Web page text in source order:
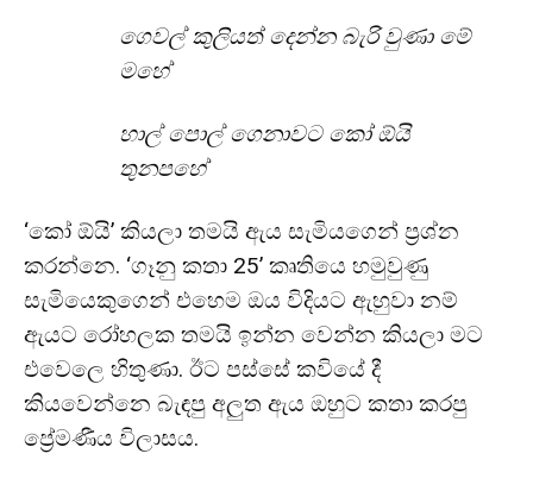
ගෙවල් කුලියත් දෙන්න බැරි වුණා මේ
මහේ
හාල් පොල් ගෙනාවට කෝ ඕයි
තුනපහේ
‘කෝ ඕයි’ කියලා තමයි ඇය සැමියගෙන් ප්‍රශ්න
කරන්නෙ. ‘ගෑනු කතා 25’ කෘතියෙ හමුවුණු
සැමියෙකුගෙන් එහෙම ඔය විදියට ඇහුවා නම්
ඇයට රෝහලක තමයි ඉන්න වෙන්න කියලා මට
එවෙලෙ හිතුණා. ඊට පස්සේ කවියේ දී
කියවෙන්නෙ බැඳපු අලුත ඇය ඔහුට කතා කරපු
ප්‍රේමණීය විලාසය.